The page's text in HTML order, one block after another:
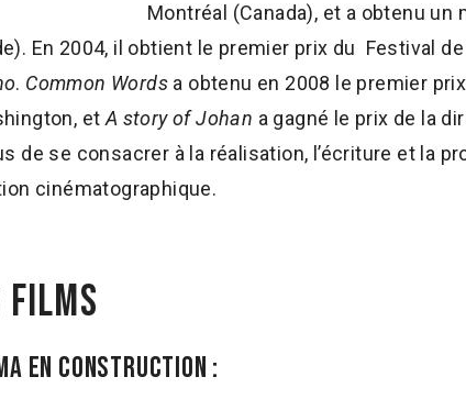
Montréal (Canada), et a obtenu un
En 2004, il obtient le premier prix du Festival
. Common Words a obtenu en 2008 le premier
et A story of Johan a gagné le prix de la
de se consacrer à la réalisation, l’écriture et la
cinématographique.
films
en construction :